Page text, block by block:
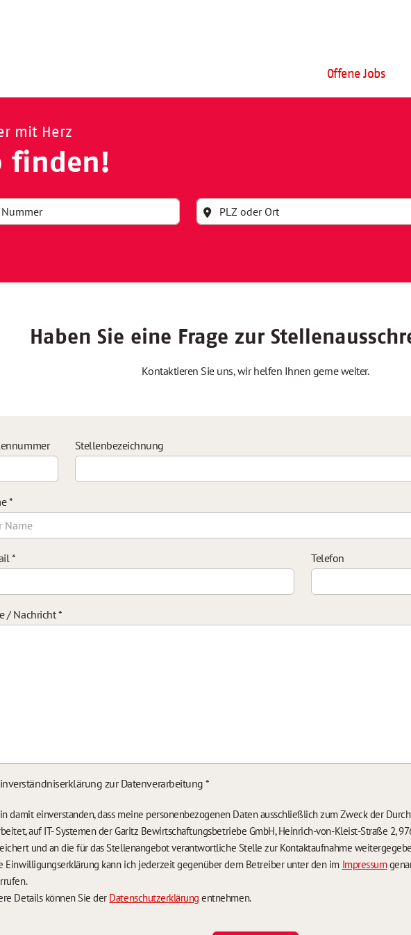
Offene Jobs
mit Herz
finden!
Haben Sie eine Frage zur
Kontaktieren Sie uns, wir helfen Ihnen gerne weiter.
Stellenbezeichnung
*
* Telefon
/ Nachricht*
zur Datenverarbeitung*
damit einverstanden, dass meine personenbezogenen Daten ausschließlich zum Zweck der
auf IT- Systemen der Garitz Bewirtschaftungsbetriebe GmbH, Heinrich-von-Kleist-Straße 2,
und an die für das Stellenangebot verantwortliche Stelle zur Kontaktaufnahme
Einwilligungserklärung kann ich jederzeit gegenüber dem Betreiber unter den im Impressum
Details können Sie der Datenschutzerklärung entnehmen.